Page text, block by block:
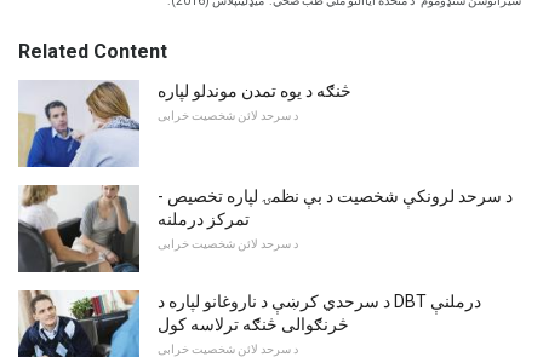
Related Content
څنګه د یوه تمدن موندلو لپاره
د سرحد لائن شخصیت خرابی
د سرحد لرونکې شخصیت د بې نظمۍ لپاره تخصیص -
تمرکز درملنه
د سرحد لائن شخصیت خرابی
د سرحدي کرښې د ناروغانو لپاره د DBT درملنې
څرنګوالی څنګه ترلاسه کول
د سرحد لائن شخصیت خرابی